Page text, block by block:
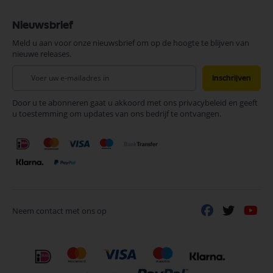
Nieuwsbrief
Meld u aan voor onze nieuwsbrief om op de hoogte te blijven van
nieuwe releases.
onze
nieuwsbrief
Inschrijven
Door u te abonneren gaat u akkoord met ons privacybeleid en geeft
u toestemming om updates van ons bedrijf te ontvangen.
Neem contact met ons op